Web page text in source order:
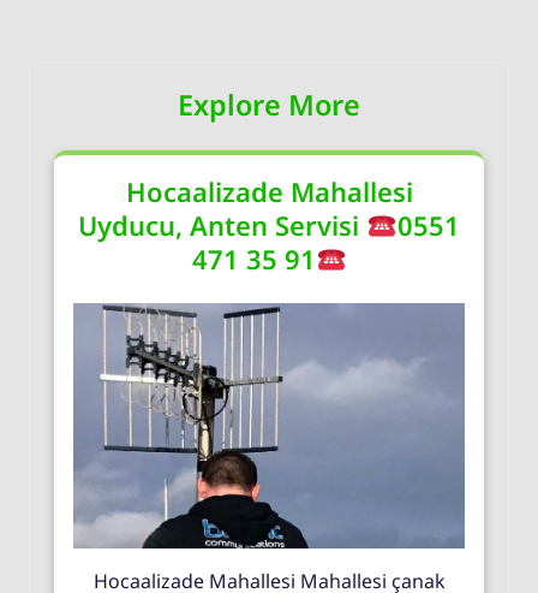
Explore More
Hocaalizade Mahallesi
Uyducu, Anten Servisi
0551
471 35 91
Hocaalizade Mahallesi Mahallesi çanak